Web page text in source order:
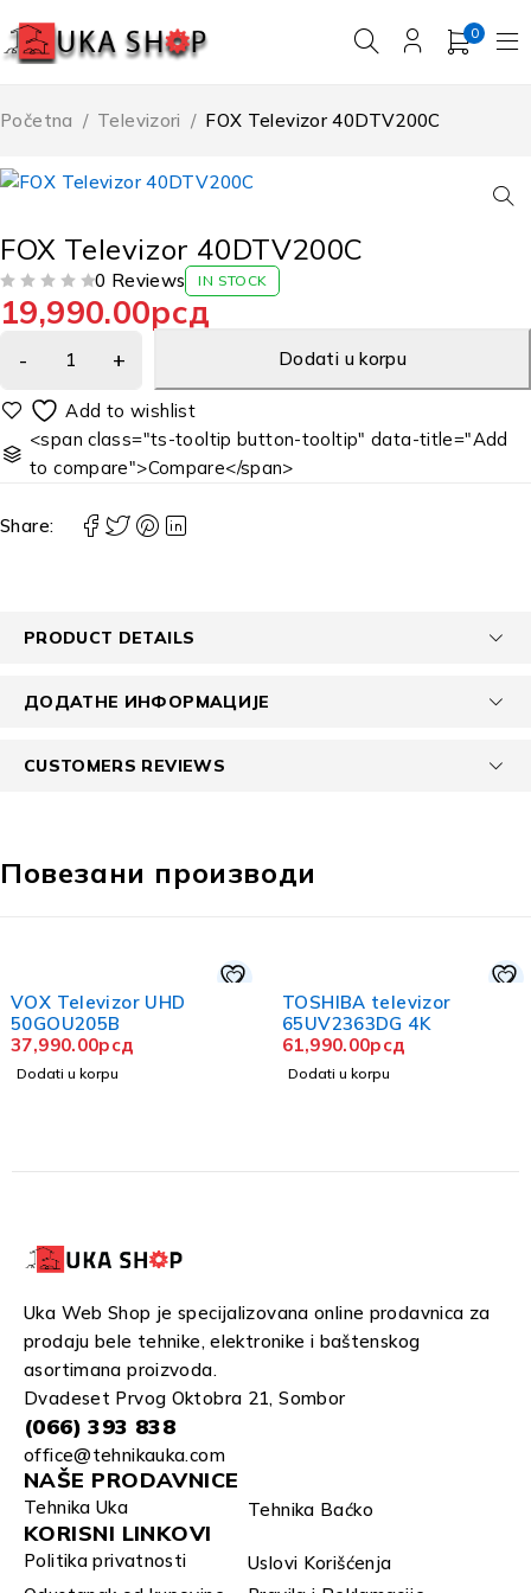
0
Početna / Televizori / FOX Televizor 40DTV200C
FOX Televizor 40DTV200C
0 Reviews IN STOCK
19,990.00рсд
Dodati u korpu
<span class="ts-tooltip button-tooltip" data-title="Add
to compare">Compare</span>
Share:
PRODUCT DETAILS
ДОДАТНЕ ИНФОРМАЦИЈЕ
CUSTOMERS REVIEWS
Повезани производи
VOX Televizor UHD
50GOU205B
37,990.00рсд
Dodati u korpu
TOSHIBA televizor
65UV2363DG 4K
61,990.00рсд
Dodati u korpu
Uka Web Shop je specijalizovana online prodavnica za
prodaju bele tehnike, elektronike i baštenskog
asortimana proizvoda.
Dvadeset Prvog Oktobra 21, Sombor
(066) 393 838
office@tehnikauka.com
NAŠE PRODAVNICE
Tehnika Uka Tehnika Baćko
KORISNI LINKOVI
Politika privatnosti
Uslovi Korišćenja